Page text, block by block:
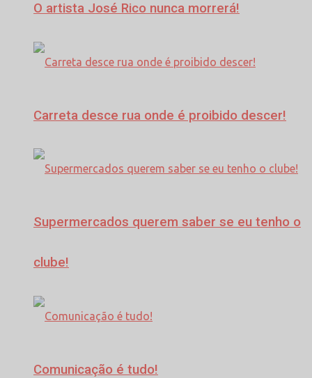
O artista José Rico nunca morrerá!
Carreta desce rua onde é proibido descer!
Supermercados querem saber se eu tenho o
clube!
Comunicação é tudo!